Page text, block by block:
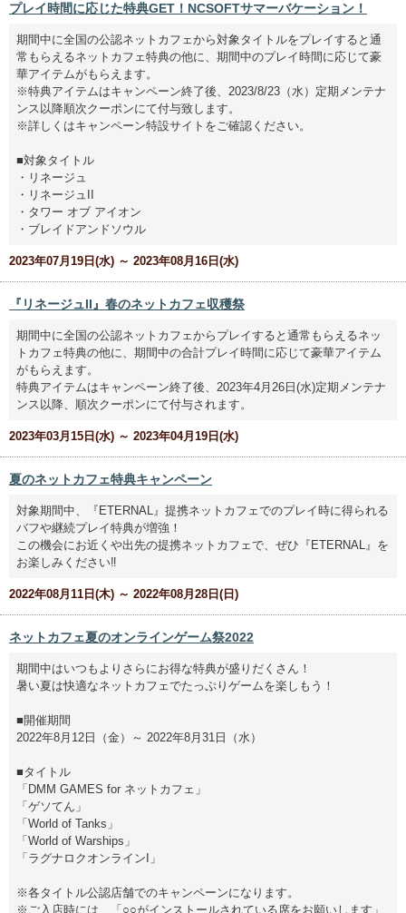
プレイ時間に応じた特典GET！NCSOFTサマーバケーション！
期間中に全国の公認ネットカフェから対象タイトルをプレイすると通
常もらえるネットカフェ特典の他に、期間中のプレイ時間に応じて豪
華アイテムがもらえます。
※特典アイテムはキャンペーン終了後、2023/8/23（水）定期メンテナ
ンス以降順次クーポンにて付与致します。
※詳しくはキャンペーン特設サイトをご確認ください。
■対象タイトル
・リネージュ
・リネージュII
・タワー オブ アイオン
・ブレイドアンドソウル
2023年07月19日(水) ～ 2023年08月16日(水)
『リネージュII』春のネットカフェ収穫祭
期間中に全国の公認ネットカフェからプレイすると通常もらえるネッ
トカフェ特典の他に、期間中の合計プレイ時間に応じて豪華アイテム
がもらえます。
特典アイテムはキャンペーン終了後、2023年4月26日(水)定期メンテナ
ンス以降、順次クーポンにて付与されます。
2023年03月15日(水) ～ 2023年04月19日(水)
夏のネットカフェ特典キャンペーン
対象期間中、『ETERNAL』提携ネットカフェでのプレイ時に得られる
バフや継続プレイ特典が増強！
この機会にお近くや出先の提携ネットカフェで、ぜひ『ETERNAL』を
お楽しみください‼
2022年08月11日(木) ～ 2022年08月28日(日)
ネットカフェ夏のオンラインゲーム祭2022
期間中はいつもよりさらにお得な特典が盛りだくさん！
暑い夏は快適なネットカフェでたっぷりゲームを楽しもう！
■開催期間
2022年8月12日（金）～ 2022年8月31日（水）
■タイトル
「DMM GAMES for ネットカフェ」
「ゲソてん」
「World of Tanks」
「World of Warships」
「ラグナロクオンラインI」
※各タイトル公認店舗でのキャンペーンになります。
※ご入店時には、「○○がインストールされている席をお願いします」